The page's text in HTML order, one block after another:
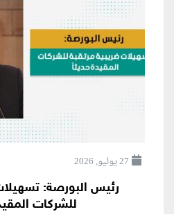
27 يوليو, 2026
رئيس البورصة:
للشركات